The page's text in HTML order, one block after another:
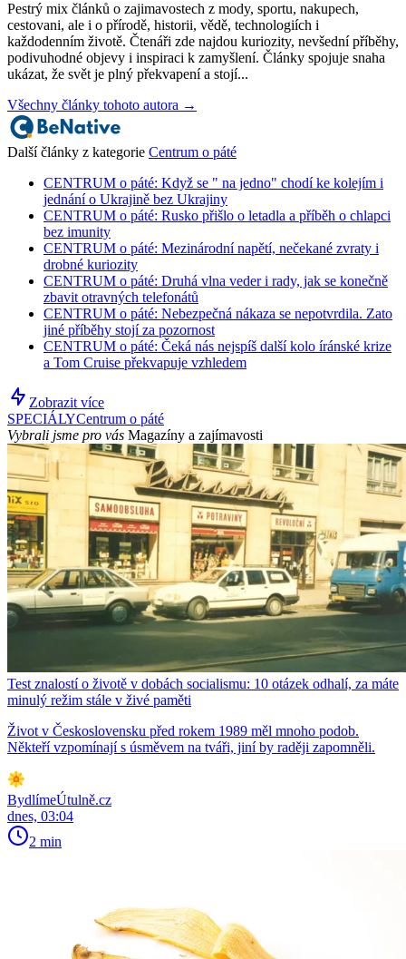
Pestrý mix článků o zajimavostech z mody, sportu, nakupech,
cestovani, ale i o přírodě, historii, vědě, technologiích i
každodenním životě. Čtenáři zde najdou kuriozity, nevšední příběhy,
podivuhodné objevy i inspiraci k zamyšlení. Články spojuje snaha
ukázat, že svět je plný překvapení a stojí...
Všechny články tohoto autora →
Další články z kategorie Centrum o páté
CENTRUM o páté: Když se " na jedno" chodí ke kolejím i
jednání o Ukrajině bez Ukrajiny
CENTRUM o páté: Rusko přišlo o letadla a příběh o chlapci
bez imunity
CENTRUM o páté: Mezinárodní napětí, nečekané zvraty i
drobné kuriozity
CENTRUM o páté: Druhá vlna veder i rady, jak se konečně
zbavit otravných telefonátů
CENTRUM o páté: Nebezpečná nákaza se nepotvrdila. Zato
jiné příběhy stojí za pozornost
CENTRUM o páté: Čeká nás nejspíš další kolo íránské krize
a Tom Cruise překvapuje vzhledem
Zobrazit více
SPECIÁLYCentrum o páté
Vybrali jsme pro vás Magazíny a zajímavosti
Test znalostí o životě v dobách socialismu: 10 otázek odhalí, za máte
minulý režim stále v živé paměti
Život v Československu před rokem 1989 měl mnoho podob.
Někteří vzpomínají s úsměvem na tváři, jiní by raději zapomněli.
BydlímeÚtulně.cz
dnes, 03:04
2 min